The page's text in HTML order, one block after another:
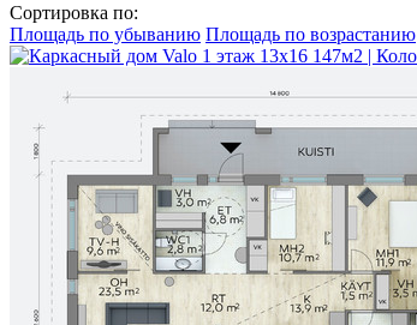
Сортировка по:
Площадь по убыванию Площадь по возрастанию